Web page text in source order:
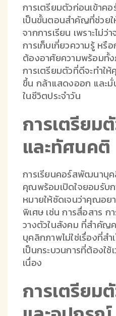
การเตรียมตัวก่อนเข้า
เป็นขั้นตอนสำคัญที่ช่วย
จากการเรียน เพราะไม่ว่
การเก็บเกี่ยวความรู้ หรื
ต้องอาศัยความพร้อมทั้ง
การเตรียมตัวที่ดีจะทำให้
ขึ้น กล้าแสดงออก และมั่
ในชีวิตประจำวัน
การเตรียม
และทัศนคติ
การเรียนคอร์สพัฒนาบุ
คุณพร้อมเปิดใจยอมรับก
หมายให้ชัดเจนว่าคุณอ
พิเศษ เช่น การสื่อสาร ก
วางตัวในสังคม ที่สำคัญ
บุคลิกภาพไม่ใช่เรื่องที่สำ
เป็นกระบวนการที่ต้องใ
เนื่อง
การเตรียม